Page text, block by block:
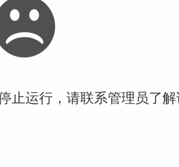
止运行，请联系管理员了